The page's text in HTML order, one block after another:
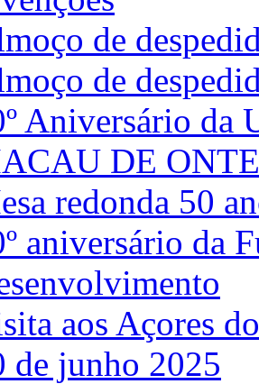
de
de
Aniversário da
DE
redonda 50
aniversário da
aos Açores
de junho 2025